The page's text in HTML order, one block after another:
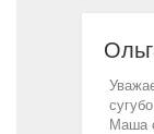
Маша